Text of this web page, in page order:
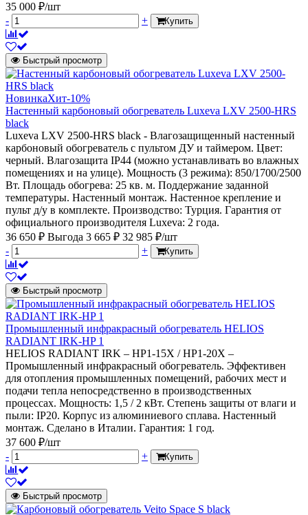
35 000 ₽/шт
-
+ Купить
Быстрый просмотр
НовинкаХит-10%
Настенный карбоновый обогреватель Luxeva LXV 2500-HRS
black
Luxeva LXV 2500-HRS black - Влагозащищенный настенный
карбоновый обогреватель с пультом ДУ и таймером. Цвет:
черный. Влагозащита IP44 (можно устанавливать во влажных
помещениях и на улице). Мощность (3 режима): 850/1700/2500
Вт. Площадь обогрева: 25 кв. м. Поддержание заданной
температуры. Настенный монтаж. Настенное крепление и
пульт д/у в комплекте. Производство: Турция. Гарантия от
официального производителя Luxeva: 2 года.
36 650 ₽ Выгода 3 665 ₽ 32 985 ₽/шт
-
+ Купить
Быстрый просмотр
Промышленный инфракрасный обогреватель HELIOS
RADIANT IRK-HP 1
HELIOS RADIANT IRK – HP1-15X / HP1-20X –
Промышленный инфракрасный обогреватель. Эффективен
для отопления промышленных помещений, рабочих мест и
подачи тепла непосредственно в производственных
процессах. Мощность: 1,5 / 2 кВт. Степень защиты от влаги и
пыли: IP20. Корпус из алюминиевого сплава. Настенный
монтаж. Сделано в Италии. Гарантия: 1 год.
37 600 ₽/шт
-
+ Купить
Быстрый просмотр